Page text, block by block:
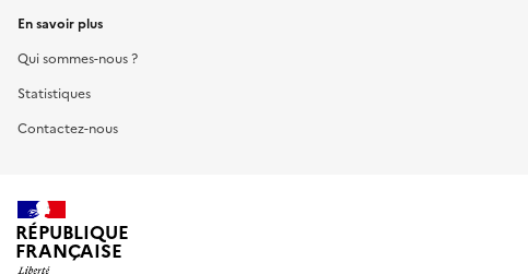
En savoir plus
Qui sommes-nous ?
Statistiques
Contactez-nous
RÉPUBLIQUE
FRANÇAISE